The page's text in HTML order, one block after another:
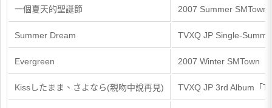
一個夏天的聖誕節 2007 Summer SMTown
Summer Dream TVXQ JP Single-
Evergreen 2007 Winter SMTown
Kissしたまま、さよなら(親吻中說再見) TVXQ JP 3rd Album「T